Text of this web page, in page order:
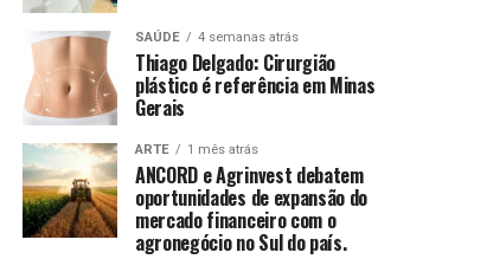
SAÚDE 4 semanas atrás
Thiago Delgado: Cirurgião
plástico é referência em Minas
Gerais
ARTE 1 mês atrás
ANCORD e Agrinvest debatem
oportunidades de expansão do
mercado financeiro com o
agronegócio no Sul do país.